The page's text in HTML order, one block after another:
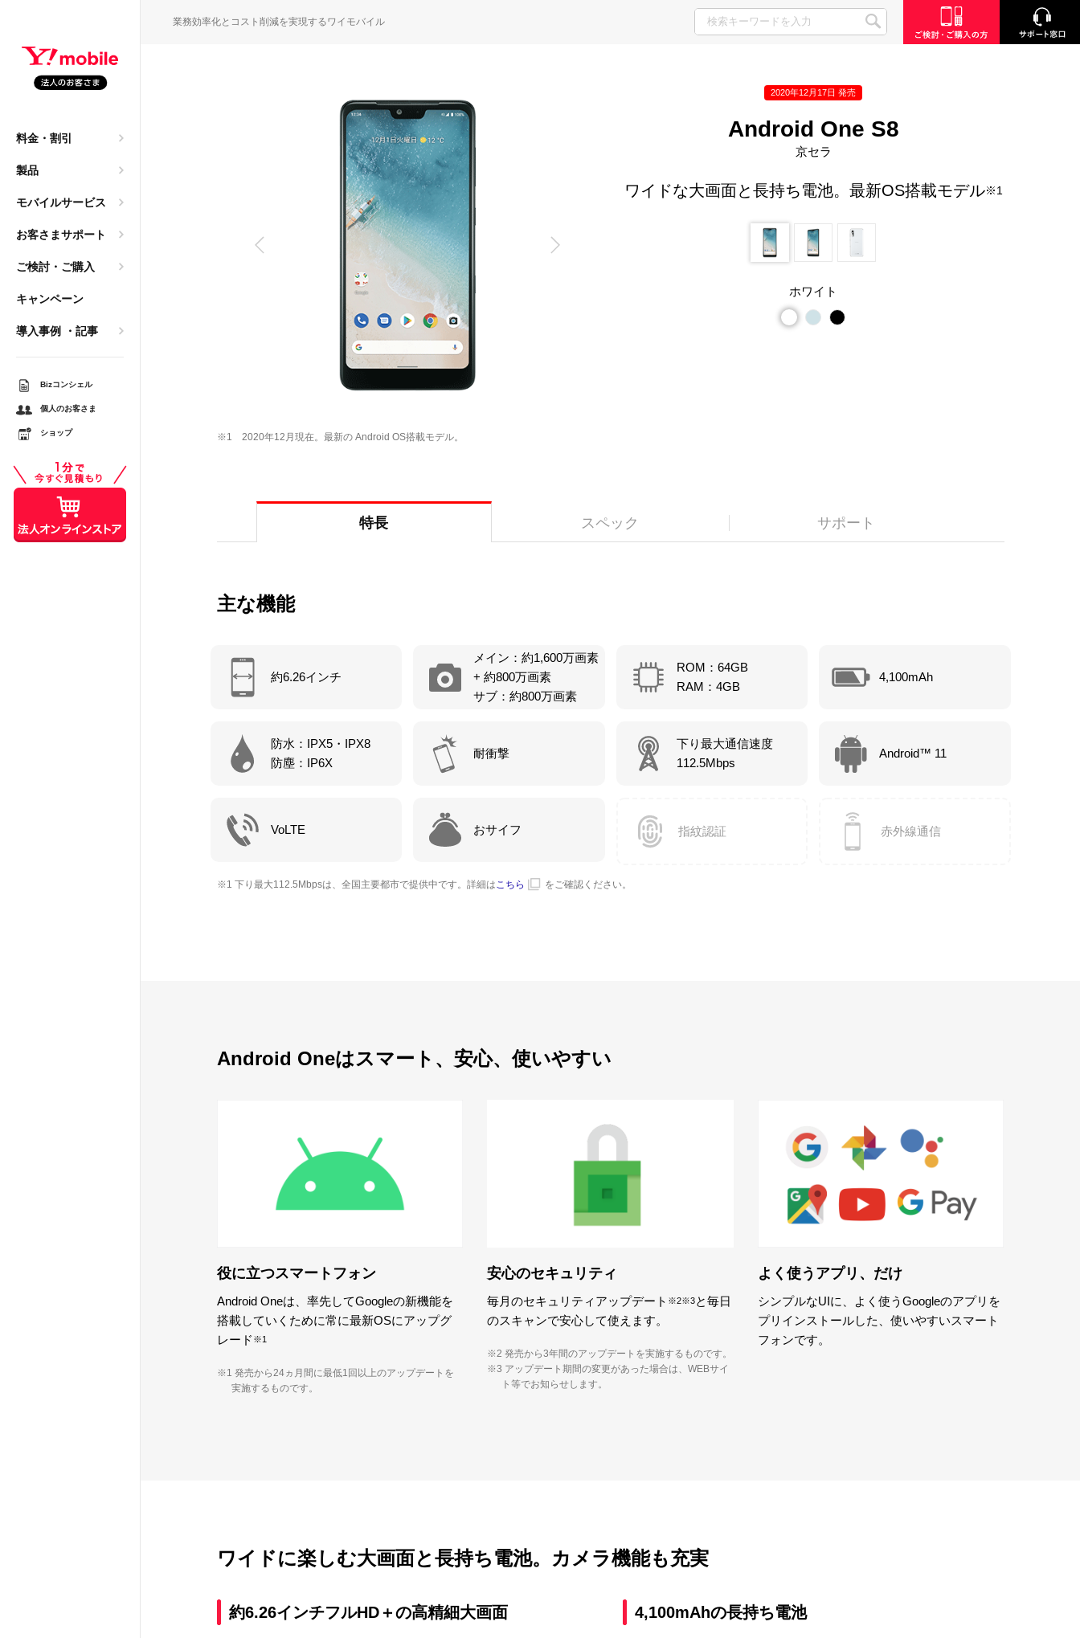
料金・割引
製品
モバイルサービス
お客さまサポート
ご検討・ご購入
キャンペーン
導入事例 ・記事
人携帯へ。レンタ
年？「まだ使える」
換え
リットとは？ スマ
Bizコンシェル
個人のお客さま
ショップ
業務効率化とコスト削減を実現するワイモバイル
SEARCH
サポート窓口
2020年12月17日 発売
Android One S8
京セラ
ワイドな大画面と長持ち電池。最新OS搭載モデル※1
ホワイト
※1 2020年12月現在。最新の Android OS搭載モデル。
特長 スペック サポート
主な機能
約6.26インチ
メイン：約1,600万画素
+ 約800万画素
サブ：約800万画素
ROM：64GB
RAM：4GB
4,100mAh
防水：IPX5・IPX8
防塵：IP6X
耐衝撃
下り最大通信速度
112.5Mbps
Android™ 11
VoLTE おサイフ 指紋認証 赤外線通信
※1 下り最大112.5Mbpsは、全国主要都市で提供中です。詳細はこちら をご確認ください。
Android Oneはスマート、安心、使いやすい
役に立つスマートフォン
Android Oneは、率先してGoogleの新機能を
搭載していくために常に最新OSにアップグ
レード ※1
※1 発売から24ヵ月間に最低1回以上のアップデートを
実施するものです。
安心のセキュリティ
毎月のセキュリティアップデート ※2※3と毎日
のスキャンで安心して使えます。
※2 発売から3年間のアップデートを実施するものです。
※3 アップデート期間の変更があった場合は、WEBサイ
ト等でお知らせします。
よく使うアプリ、だけ
シンプルなUIに、よく使うGoogleのアプリを
プリインストールした、使いやすいスマート
フォンです。
ワイドに楽しむ大画面と長持ち電池。カメラ機能も充実
約6.26インチフルHD＋の高精細大画面 4,100mAhの長持ち電池